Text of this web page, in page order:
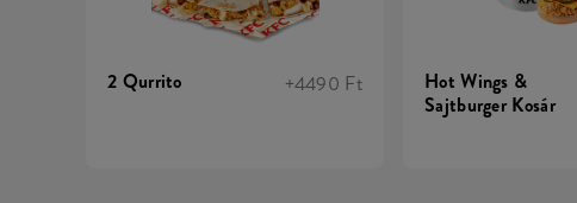
2 Qurrito +4490 Ft
Hot Wings &
Sajtburger Kosár